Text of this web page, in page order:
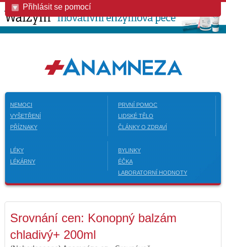
Přihlásit se pomocí
NEMOCI
VYŠETŘENÍ
PŘÍZNAKY
PRVNÍ POMOC
LIDSKÉ TĚLO
ČLÁNKY O ZDRAVÍ
LÉKY
LÉKÁRNY
BYLINKY
ÉČKA
LABORATORNÍ HODNOTY
Srovnání cen: Konopný balzám
chladivý+ 200ml